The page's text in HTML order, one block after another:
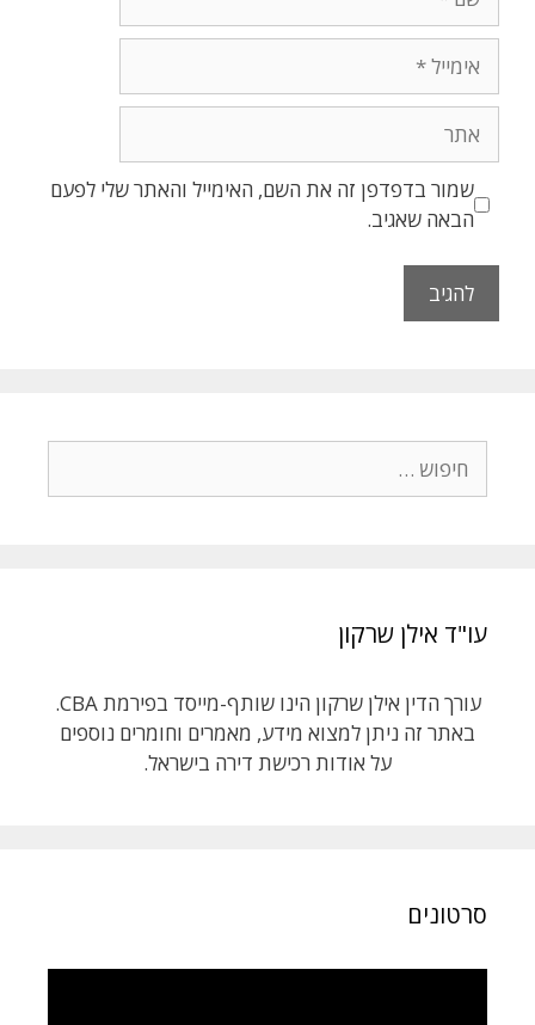
שמור בדפדפן זה את השם, האימייל והאתר שלי לפעם
הבאה שאגיב.
עו"ד אילן שרקון
עורך הדין אילן שרקון הינו שותף-מייסד בפירמת CBA.
באתר זה ניתן למצוא מידע, מאמרים וחומרים נוספים
על אודות רכישת דירה בישראל.
סרטונים